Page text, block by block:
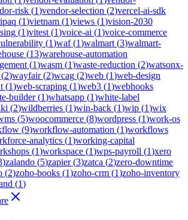
risk (1)vendor-selection (2)vercel-ai-sdk
(1)vietnam (1)views (1)vision-2030
(1)vitest (1)voice-ai (1)voice-commerce
(1)waf(1)walmart (3)walmart-
(13)warehouse-automation
(1)wasm (1)waste-reduction (2)watsonx-
(2)wayfair(2)wcag (2)web (1)web-design
(1)web-scraping (1)web3 (1)webhooks
builder(1)whatsapp (1)white-label
(2)wildberries (1)win-back (1)wip (1)wix
(5)woocommerce (8)wordpress (1)work-os
(9)workflow-automation (1)workflows
analytics (1)working-capital
(1)workspace (1)wps-payroll (1)xero
)zalando (5)zapier(3)zatca (2)zero-downtime
(2)zoho-books (1)zoho-crm (1)zoho-inventory
(1)